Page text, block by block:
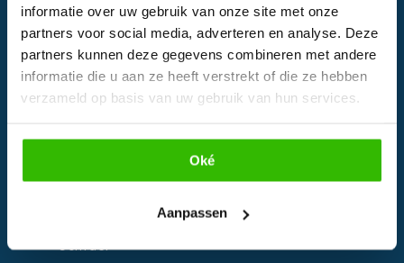
informatie over uw gebruik van onze site met onze
partners voor social media, adverteren en analyse. Deze
partners kunnen deze gegevens combineren met andere
informatie die u aan ze heeft verstrekt of die ze hebben
verzameld op basis van uw gebruik van hun services.
Oké
Aanpassen
Kalender
Bedrijven
Impressie